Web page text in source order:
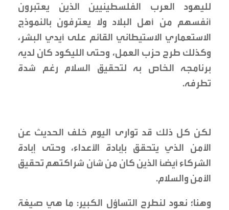
لليهود العرب الفلسطينيين الذين يعتبرون
أنفسهم من أهل البلاد ولا يعترفون بالنموذج
الاستعماري الاستيطاني القائم على أيدي البشر،
وكذلك طرح حزب العمل، وحتى الليكود كان لديه
برنامجه الخاص به لتحقيق السلام رغم شدة
تطرفه.
لكن كل ذلك قد توارى اليوم خلف الحديث عن
الأمن الذي يتحقق بإبادة الأعداء، وحتى إبادة
الشركاء أيضاً الذين كان من شأن شراكتهم تحقيق
الأمن والسلام.
وهنا؛ نعود لنطرح التساؤل الكبير: ما هي صيغة